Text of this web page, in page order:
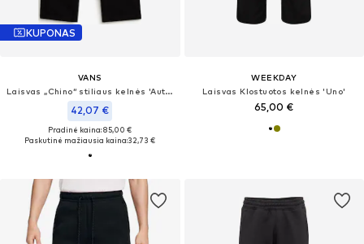
KUPONAS
VANS
Laisvas „Chino“ stiliaus kelnės 'Authentic'
42,07 €
Pradinė kaina: 85,00 €
Paskutinė mažiausia kaina:32,73 €
WEEKDAY
Laisvas Klostuotos kelnės 'Uno'
65,00 €